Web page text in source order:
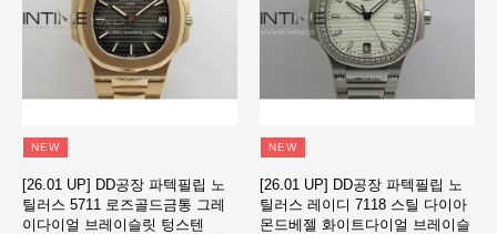
NEW
[26.01 UP] DD공장 파텍필립 노
틸러스 5711 로즈골드금통 그레
이다이얼 브레이슬릿 텅스텐
NEW
[26.01 UP] DD공장 파텍필립 노
틸러스 레이디 7118 스틸 다이아
몬드베젤 화이트다이얼 브레이슬